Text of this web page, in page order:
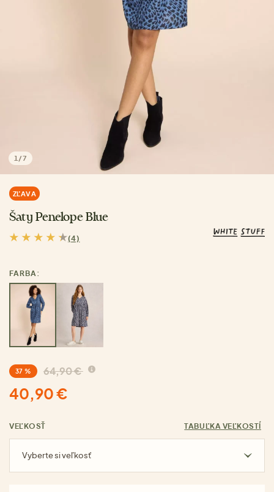
1 /7
ZĽAVA
Šaty Penelope Blue
(4)
FARBA:
37 % 64,90 €
40,90 €
VEĽKOSŤ TABUĽKA VEĽKOSTÍ
Vyberte si veľkosť